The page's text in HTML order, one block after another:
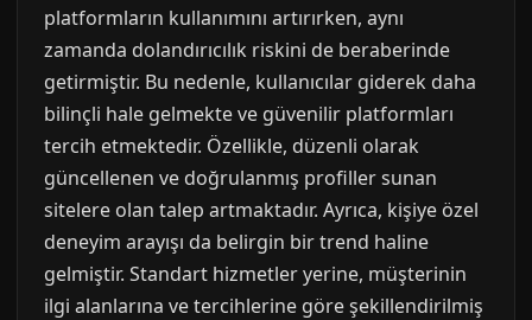
platformların kullanımını artırırken, aynı
zamanda dolandırıcılık riskini de beraberinde
getirmiştir. Bu nedenle, kullanıcılar giderek daha
bilinçli hale gelmekte ve güvenilir platformları
tercih etmektedir. Özellikle, düzenli olarak
güncellenen ve doğrulanmış profiller sunan
sitelere olan talep artmaktadır. Ayrıca, kişiye özel
deneyim arayışı da belirgin bir trend haline
gelmiştir. Standart hizmetler yerine, müşterinin
ilgi alanlarına ve tercihlerine göre şekillendirilmiş